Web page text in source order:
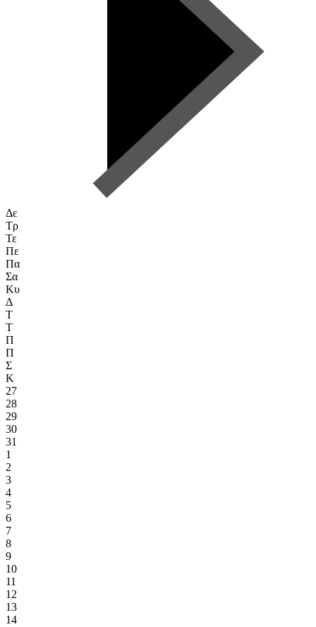
Δε
Τρ
Τε
Πε
Πα
Σα
Κυ
Δ
Τ
Τ
Π
Π
Σ
Κ
27
28
29
30
31
1
2
3
4
5
6
7
8
9
10
11
12
13
14